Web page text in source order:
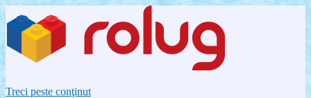
Treci peste conţinut